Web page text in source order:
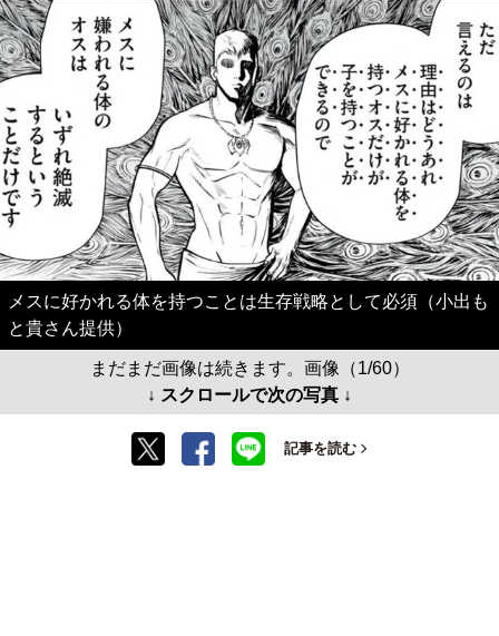
メスに好かれる体を持つことは生存戦略として必須（小出も
と貴さん提供）
まだまだ画像は続きます。画像（1/60）
↓ スクロールで次の写真 ↓
記事を読む